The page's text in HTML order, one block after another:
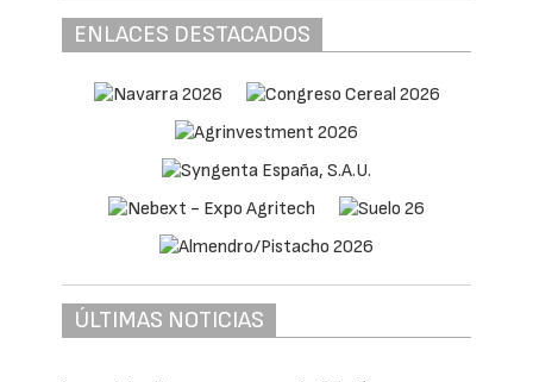
ENLACES DESTACADOS
ÚLTIMAS NOTICIAS